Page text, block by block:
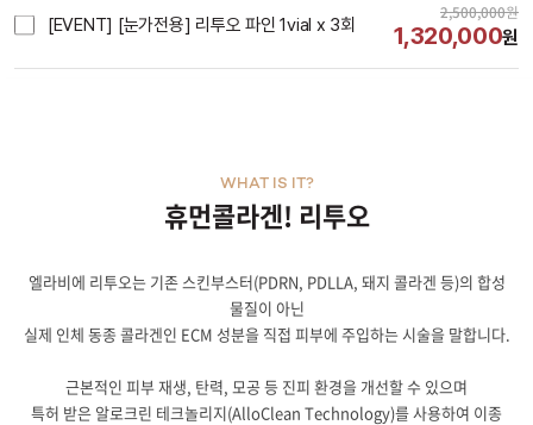
[EVENT] [눈가전용] 리투오 파인 1vial x 3회
2,500,000원
1,320,000원
휴먼콜라겐! 리투오
WHAT IS IT?
엘라비에 리투오는 기존 스킨부스터(PDRN, PDLLA, 돼지 콜라겐 등)의 합성
물질이 아닌
실제 인체 동종 콜라겐인 ECM 성분을 직접 피부에 주입하는 시술을 말합니다.
근본적인 피부 재생, 탄력, 모공 등 진피 환경을 개선할 수 있으며
특허 받은 알로크린 테크놀리지(AlloClean Technology)를 사용하여 이종